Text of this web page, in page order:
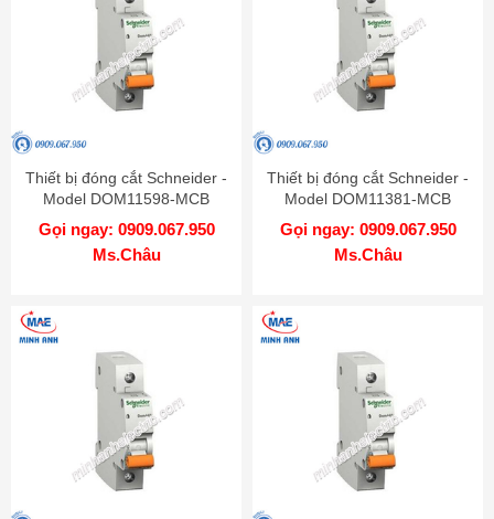
Thiết bị đóng cắt Schneider -
Model DOM11598-MCB
Gọi ngay: 0909.067.950
Ms.Châu
Thiết bị đóng cắt Schneider -
Model DOM11381-MCB
Gọi ngay: 0909.067.950
Ms.Châu